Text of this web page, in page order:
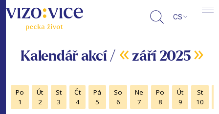
CS
Kalendář akcí / « září 2025 »
Po
1
Út
2
St
3
Čt
4
Pá
5
So
6
Ne
7
Po
8
Út
9
St
10